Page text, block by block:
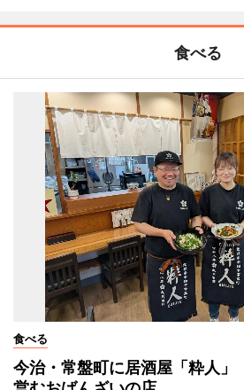
食べる
食べる
今治・常盤町に居酒屋「粋人